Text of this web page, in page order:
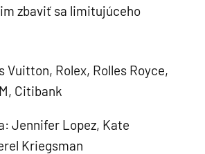
zbaviť sa limitujúceho
Vuitton, Rolex, Rolles Royce,
Citibank
Jennifer Lopez, Kate
Kriegsman